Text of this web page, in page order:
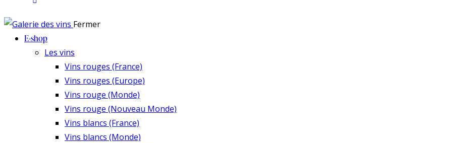
Fermer
E-shop
Les vins
Vins rouges (France)
Vins rouges (Europe)
Vins rouge (Monde)
Vins rouge (Nouveau Monde)
Vins blancs (France)
Vins blancs (Monde)